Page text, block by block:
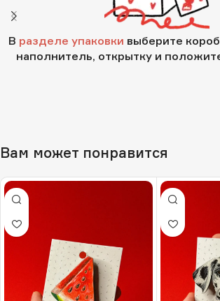
В разделе упаковки выберите
наполнитель, открытку и
Вам может понравится